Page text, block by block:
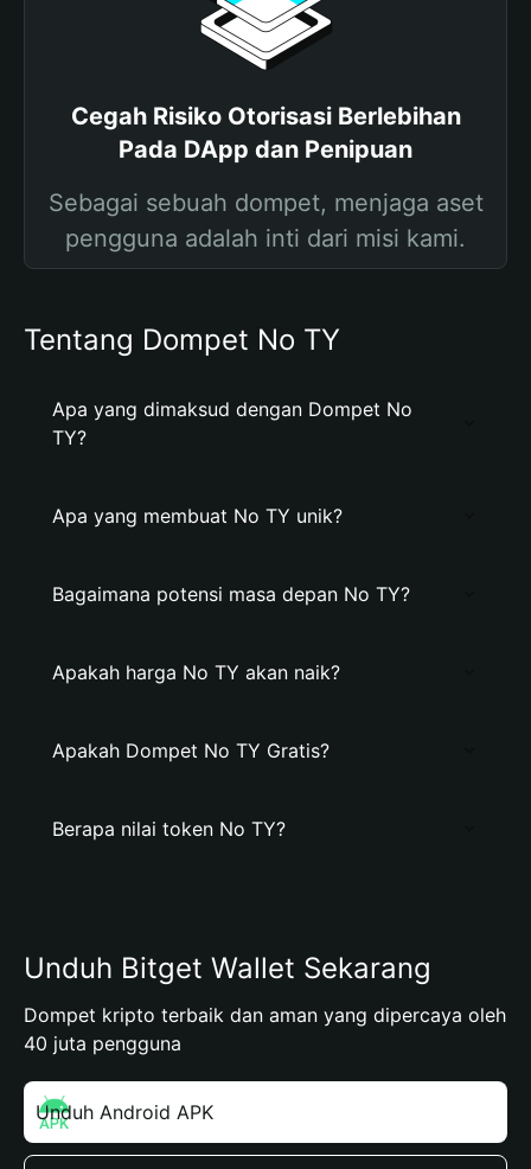
Cegah Risiko Otorisasi Berlebihan
Pada DApp dan Penipuan
Sebagai sebuah dompet, menjaga aset
pengguna adalah inti dari misi kami.
Tentang Dompet No TY
Apa yang dimaksud dengan Dompet No
TY?
Apa yang membuat No TY unik?
Bagaimana potensi masa depan No TY?
Apakah harga No TY akan naik?
Apakah Dompet No TY Gratis?
Berapa nilai token No TY?
Unduh Bitget Wallet Sekarang
Dompet kripto terbaik dan aman yang dipercaya oleh
40 juta pengguna
Unduh Android APK